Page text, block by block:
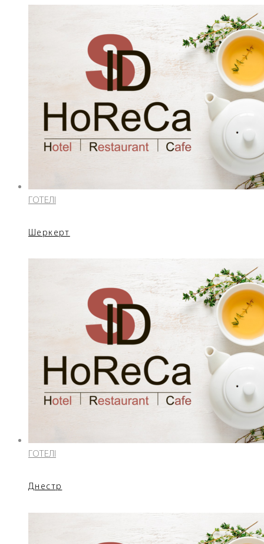
ГОТЕЛІ
Шеркерт
ГОТЕЛІ
Днестр